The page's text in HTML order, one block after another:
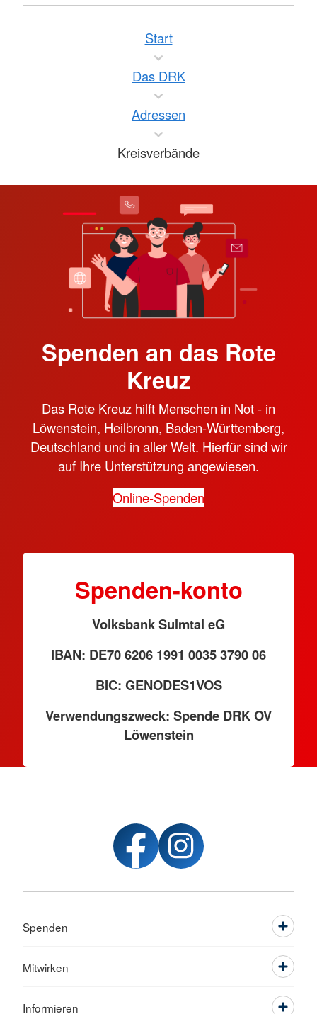
Start
Das DRK
Adressen
Kreisverbände
Spenden an das Rote
Kreuz
Das Rote Kreuz hilft Menschen in Not - in
Löwenstein, Heilbronn, Baden-Württemberg,
Deutschland und in aller Welt. Hierfür sind wir
auf Ihre Unterstützung angewiesen.
Online-Spenden
Spenden-konto
Volksbank Sulmtal eG
IBAN: DE70 6206 1991 0035 3790 06
BIC: GENODES1VOS
Verwendungszweck: Spende DRK OV
Löwenstein
Spenden
Mitwirken
Informieren